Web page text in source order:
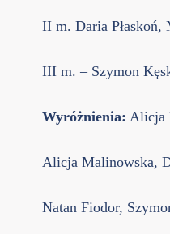
II m. Daria Płaskoń,
III m. – Szymon
Wyróżnienia: Alicja
Alicja Malinowska,
Natan Fiodor,